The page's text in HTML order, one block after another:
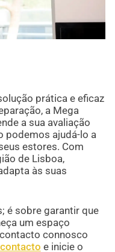
prática e eficaz
a Mega
a sua avaliação
podemos ajudá-lo a
estores. Com
de Lisboa,
às suas
é sobre garantir que
um espaço
connosco
e inicie o